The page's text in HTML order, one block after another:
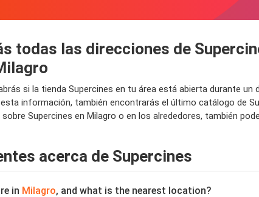
todas las direcciones de
si la tienda Supercines en tu área está abierta durante
información, también encontrarás el último catálogo de
Supercines en Milagro o en los alrededores, también
acerca de Supercines
in Milagro, and what is the nearest location?